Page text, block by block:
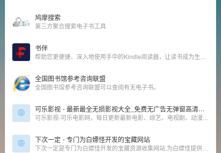
鸠摩搜索
第三方聚合搜索电子书工具
书伴
全国图书馆参考咨询联盟
全国图书馆参考咨询联盟可以查阅有无电子书。
可乐影视 - 最新最全无损影视大全_免费无广告无弹窗高清在线观看、下载
下次一定 - 专门为白嫖怪开发的宝藏网站